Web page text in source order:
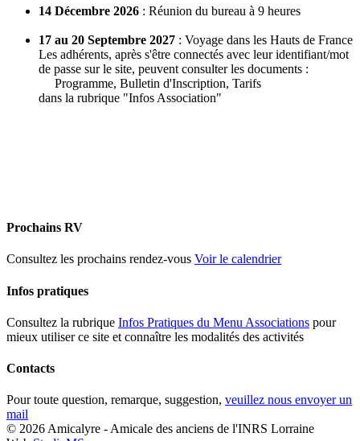
14 Décembre 2026 : Réunion du bureau à 9 heures
17 au 20 Septembre 2027 : Voyage dans les Hauts de France
Les adhérents, après s'être connectés avec leur identifiant/mot
de passe sur le site, peuvent consulter les documents :
Programme, Bulletin d'Inscription, Tarifs
dans la rubrique "Infos Association"
Prochains RV
Consultez les prochains rendez-vous Voir le calendrier
Infos pratiques
Consultez la rubrique Infos Pratiques du Menu Associations pour
mieux utiliser ce site et connaître les modalités des activités
Contacts
Pour toute question, remarque, suggestion, veuillez nous envoyer un
mail
© 2026 Amicalyre - Amicale des anciens de l'INRS Lorraine